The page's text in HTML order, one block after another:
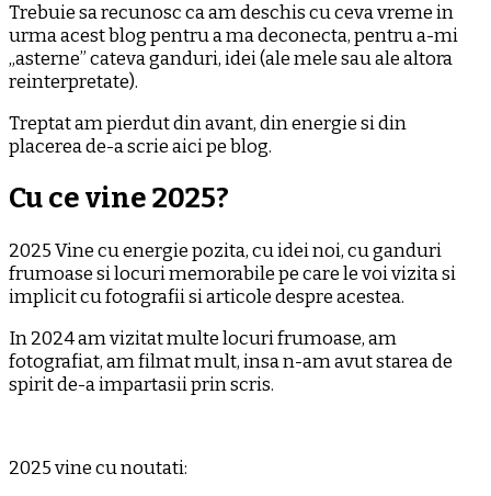
Trebuie sa recunosc ca am deschis cu ceva vreme in
urma acest blog pentru a ma deconecta, pentru a-mi
„asterne” cateva ganduri, idei (ale mele sau ale altora
reinterpretate).
Treptat am pierdut din avant, din energie si din
placerea de-a scrie aici pe blog.
Cu ce vine 2025?
2025 Vine cu energie pozita, cu idei noi, cu ganduri
frumoase si locuri memorabile pe care le voi vizita si
implicit cu fotografii si articole despre acestea.
In 2024 am vizitat multe locuri frumoase, am
fotografiat, am filmat mult, insa n-am avut starea de
spirit de-a impartasii prin scris.
2025 vine cu noutati: